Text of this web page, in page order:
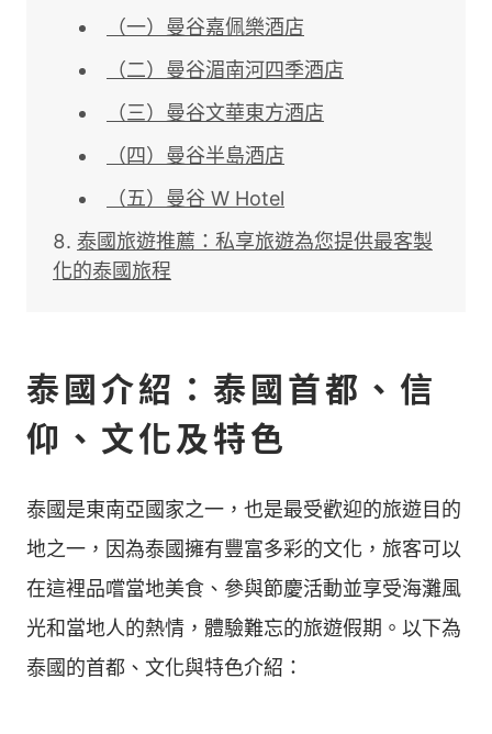
（一）曼谷嘉佩樂酒店
（二）曼谷湄南河四季酒店
（三）曼谷文華東方酒店
（四）曼谷半島酒店
（五）曼谷 W Hotel
泰國旅遊推薦：私享旅遊為您提供最客製
化的泰國旅程
泰國介紹：泰國首都、信
仰、文化及特色
泰國是東南亞國家之一，也是最受歡迎的旅遊目的
地之一，因為泰國擁有豐富多彩的文化，旅客可以
在這裡品嚐當地美食、參與節慶活動並享受海灘風
光和當地人的熱情，體驗難忘的旅遊假期。以下為
泰國的首都、文化與特色介紹：